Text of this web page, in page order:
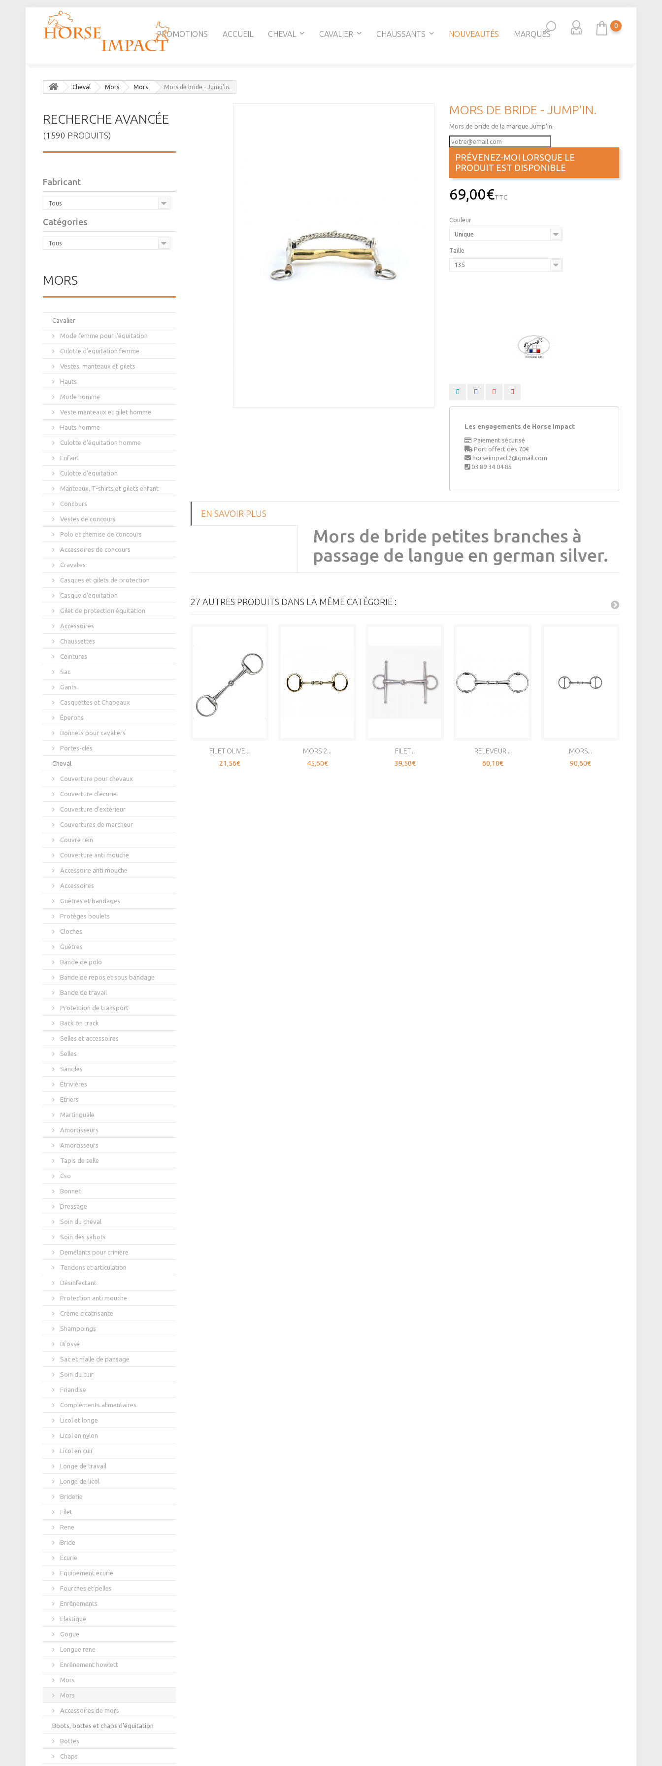
0
PROMOTIONS ACCUEIL CHEVAL CAVALIER CHAUSSANTS NOUVEAUTÉS MARQUES
Cheval Mors Mors Mors de bride - Jump'in.
MORS DE BRIDE - JUMP'IN.
Mors de bride de la marque Jump'in.
PRÉVENEZ-MOI LORSQUE LE
PRODUIT EST DISPONIBLE
69,00€TTC
Couleur
Unique
Taille
135
Les engagements de Horse Impact
Paiement sécurisé
Port offert dès 70€
horseimpact2@gmail.com
03 89 34 04 85
EN SAVOIR PLUS
Mors de bride petites branches à
passage de langue en german silver.
27 AUTRES PRODUITS DANS LA MÊME CATÉGORIE :
FILET OLIVE...
21,56€
MORS 2...
45,60€
FILET...
39,50€
RELEVEUR...
60,10€
MORS...
90,60€
RECHERCHE AVANCÉE
(1590 PRODUITS)
Fabricant
Tous
Catégories
Tous
MORS
Cavalier
Mode femme pour l'équitation
Culotte d'equitation femme
Vestes, manteaux et gilets
Hauts
Mode homme
Veste manteaux et gilet homme
Hauts homme
Culotte d'équitation homme
Enfant
Culotte d'équitation
Manteaux, T-shirts et gilets enfant
Concours
Vestes de concours
Polo et chemise de concours
Accessoires de concours
Cravates
Casques et gilets de protection
Casque d'équitation
Gilet de protection équitation
Accessoires
Chaussettes
Ceintures
Sac
Gants
Casquettes et Chapeaux
Éperons
Bonnets pour cavaliers
Portes-clés
Cheval
Couverture pour chevaux
Couverture d'écurie
Couverture d'extèrieur
Couvertures de marcheur
Couvre rein
Couverture anti mouche
Accessoire anti mouche
Accessoires
Guêtres et bandages
Protèges boulets
Cloches
Guêtres
Bande de polo
Bande de repos et sous bandage
Bande de travail
Protection de transport
Back on track
Selles et accessoires
Selles
Sangles
Étrivières
Etriers
Martinguale
Amortisseurs
Amortisseurs
Tapis de selle
Cso
Bonnet
Dressage
Soin du cheval
Soin des sabots
Demélants pour crinière
Tendons et articulation
Désinfectant
Protection anti mouche
Crème cicatrisante
Shampoings
Brosse
Sac et malle de pansage
Soin du cuir
Friandise
Compléments alimentaires
Licol et longe
Licol en nylon
Licol en cuir
Longe de travail
Longe de licol
Briderie
Filet
Rene
Bride
Ecurie
Equipement ecurie
Fourches et pelles
Enrênements
Elastique
Gogue
Longue rene
Enrênement howlett
Mors
Mors
Accessoires de mors
Boots, bottes et chaps d'équitation
Bottes
Chaps